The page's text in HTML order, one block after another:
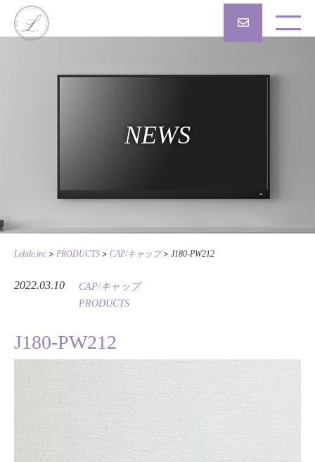
NEWS
Lelale.inc > PRODUCTS > CAP/キャップ> J180-PW212
2022.03.10
CAP/キャップ
PRODUCTS
J180-PW212